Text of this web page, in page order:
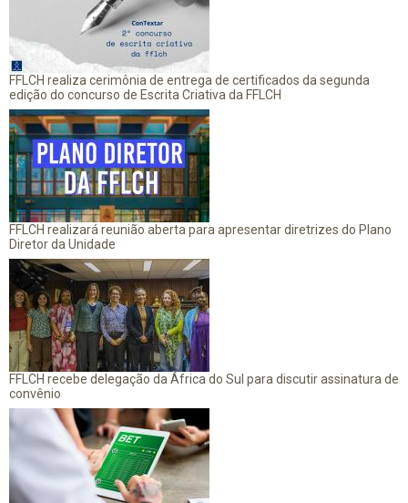
FFLCH realiza cerimônia de entrega de certificados da segunda
edição do concurso de Escrita Criativa da FFLCH
FFLCH realizará reunião aberta para apresentar diretrizes do Plano
Diretor da Unidade
FFLCH recebe delegação da África do Sul para discutir assinatura de
convênio